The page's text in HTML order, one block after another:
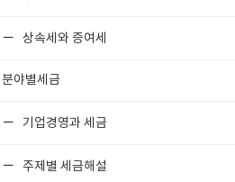
상속세와 증여세
분야별세금
기업경영과 세금
주제별 세금해설